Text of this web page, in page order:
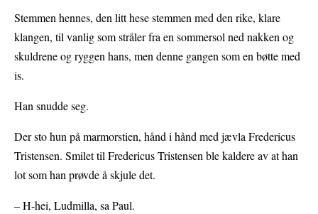
Stemmen hennes, den litt hese stemmen med den rike, klare
klangen, til vanlig som stråler fra en sommersol ned nakken og
skuldrene og ryggen hans, men denne gangen som en bøtte med
is.
Han snudde seg.
Der sto hun på marmorstien, hånd i hånd med jævla Fredericus
Tristensen. Smilet til Fredericus Tristensen ble kaldere av at han
lot som han prøvde å skjule det.
– H-hei, Ludmilla, sa Paul.